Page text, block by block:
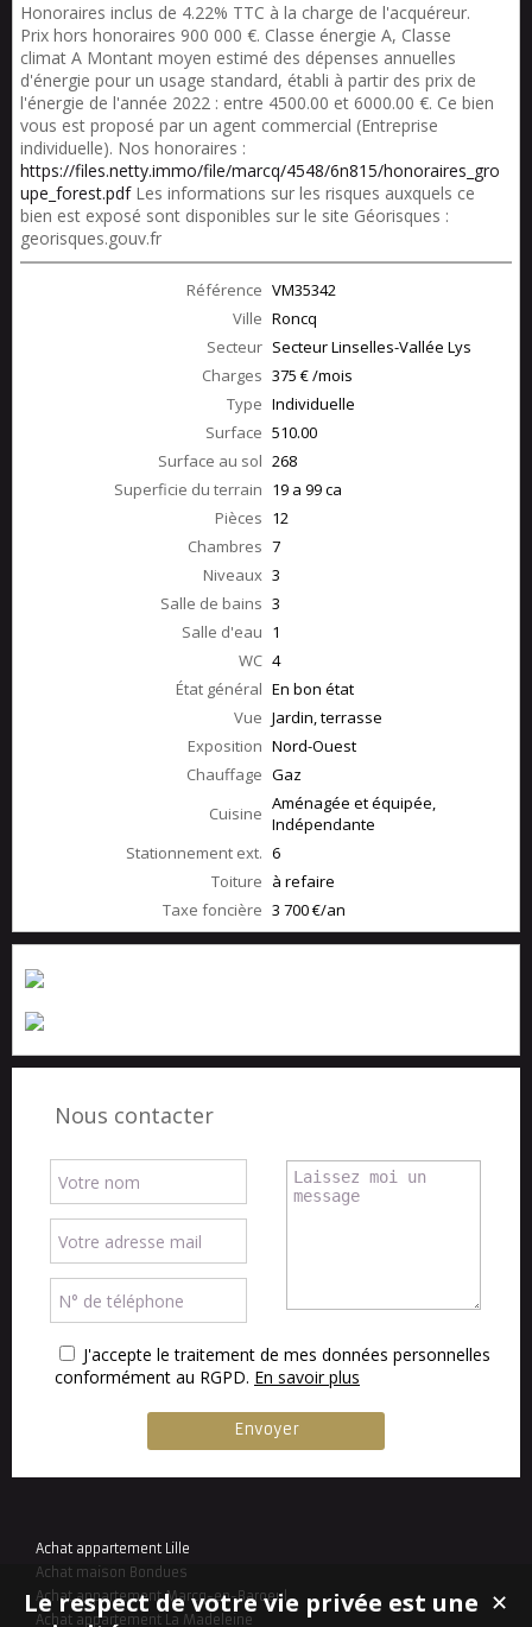
Honoraires inclus de 4.22% TTC à la charge de l'acquéreur.
Prix hors honoraires 900 000 €. Classe énergie A, Classe
climat A Montant moyen estimé des dépenses annuelles
d'énergie pour un usage standard, établi à partir des prix de
l'énergie de l'année 2022 : entre 4500.00 et 6000.00 €. Ce bien
vous est proposé par un agent commercial (Entreprise
individuelle). Nos honoraires :
https://files.netty.immo/file/marcq/4548/6n815/honoraires_gro
upe_forest.pdfLes informations sur les risques auxquels ce
bien est exposé sont disponibles sur le site Géorisques :
georisques.gouv.fr
Référence VM35342
Ville Roncq
Secteur Secteur Linselles-Vallée Lys
Charges 375 € /mois
Type Individuelle
Surface 510.00
Surface au sol 268
Superficie du terrain 19 a 99 ca
Pièces 12
Chambres 7
Niveaux 3
Salle de bains 3
Salle d'eau 1
WC 4
État général En bon état
Vue Jardin, terrasse
Exposition Nord-Ouest
Chauffage Gaz
Cuisine Aménagée et équipée,
Indépendante
Stationnement ext. 6
Toiture à refaire
Taxe foncière 3 700 €/an
Nous contacter
J'accepte le traitement de mes données personnelles
conformément au RGPD. En savoir plus
Achat appartement Lille
Achat maison Bondues
Achat appartement Marcq-en-Baroeul
Achat appartement La Madeleine
✕
Le respect de votre vie privée est une